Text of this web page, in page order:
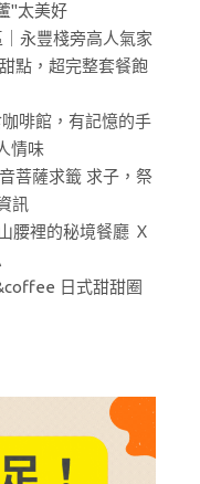
"太美好
永豐棧旁高人氣家
點，超完整套餐飽
啡館，有記憶的手
情味
菩薩求籤 求子，祭
訊
腰裡的秘境餐廳 Ｘ
日式甜甜圈